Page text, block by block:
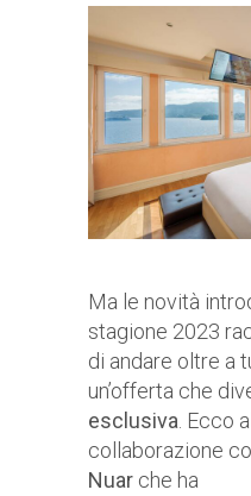
Ma le novità
stagione 2023
di andare oltre a
un’offerta che
esclusiva. Ecco
collaborazione
Nuar che ha